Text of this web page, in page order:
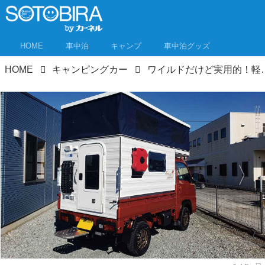
HOME 車中泊 キャンプ 車中泊グッズ
HOME キャンピングカー ワイルドだけど実用的